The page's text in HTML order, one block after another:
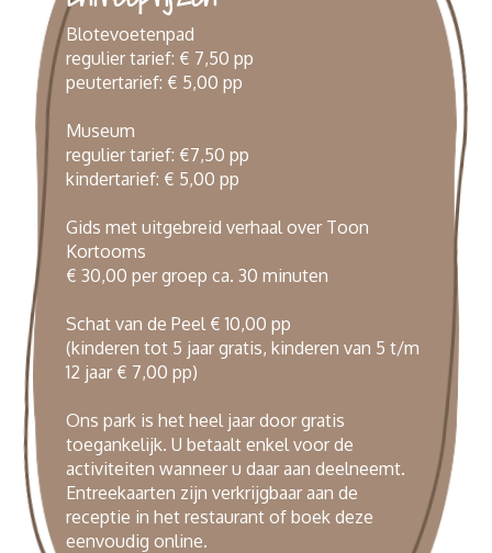
Blotevoetenpad
regulier tarief: € 7,50 pp
peutertarief: € 5,00 pp
Museum
regulier tarief: €7,50 pp
kindertarief: € 5,00 pp
Gids met uitgebreid verhaal over Toon
Kortooms
€ 30,00 per groep ca. 30 minuten
Schat van de Peel € 10,00 pp
(kinderen tot 5 jaar gratis, kinderen van 5 t/m
12 jaar € 7,00 pp)
Ons park is het heel jaar door gratis
toegankelijk. U betaalt enkel voor de
activiteiten wanneer u daar aan deelneemt.
Entreekaarten zijn verkrijgbaar aan de
receptie in het restaurant of boek deze
eenvoudig online.